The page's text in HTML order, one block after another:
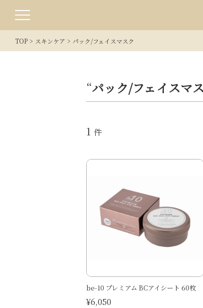
TOP スキンケア パック/フェイスマスク
“パック/フェイスマ
1 件
be-10 プレミアム BCアイシート 60枚
¥6,050